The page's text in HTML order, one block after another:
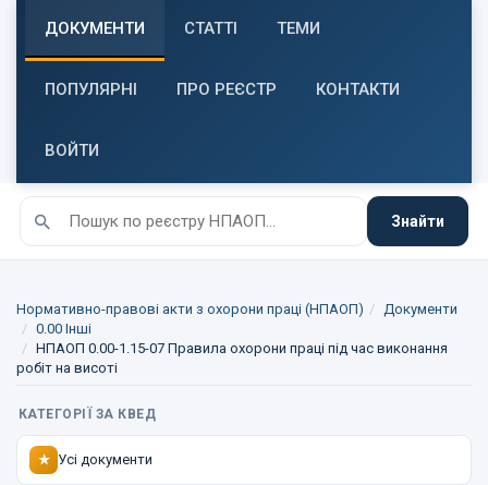
ДОКУМЕНТИ СТАТТІ ТЕМИ
ПОПУЛЯРНІ ПРО РЕЄСТР КОНТАКТИ
ВОЙТИ
Знайти
Нормативно-правові акти з охорони праці (НПАОП)
Документи
0.00 Інші
НПАОП 0.00-1.15-07 Правила охорони праці під час виконання
робіт на висоті
КАТЕГОРІЇ ЗА КВЕД
★ Усі документи